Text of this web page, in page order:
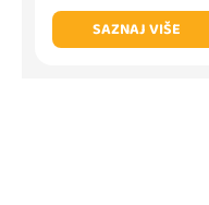
SAZNAJ VIŠE